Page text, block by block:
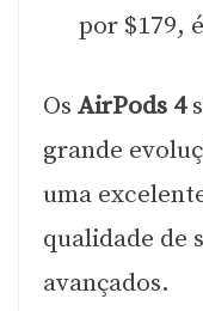
por $179,
Os AirPods 4
grande
uma
qualidade de
avançados.